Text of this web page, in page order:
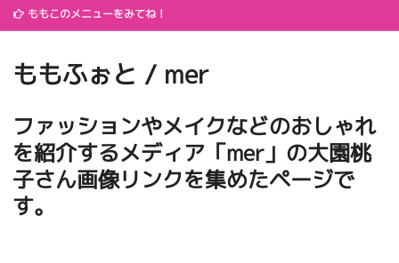
ももこのメニューをみてね！
ももふぉと / mer
ファッションやメイクなどのおしゃれ
を紹介するメディア「mer」の大園桃
子さん画像リンクを集めたページで
す。